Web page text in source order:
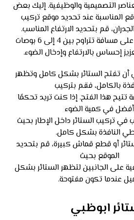
التصميمية والوظيفية. إليك بعض
المناسبة عند تحديد موقع تركيب
قم بتحديد الارتفاع المناسب.
يُفضل تثبيت الحمالات على مسافة تتراوح بين 4 إلى 6 بوصات
إحساس بالارتفاع وإدخال الضوء.
أن تفتح الستائر بشكل كامل وتظهر
بالكامل، فقم بتركيب
تتيح هذا الفتح. إذا كنت تريد تحكمًا
أفضل في كمية الضوء
في تركيب الستائر داخل الإطار بحيث
النافذة بشكل كامل.
أو قطع قماش كبيرة، قم بتحديد
الموقع بحيث
على الجانبين لتظهر الستائر بشكل
عندما تكون مفتوحة.
ابوظبي